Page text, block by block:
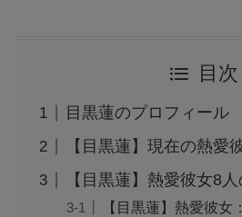
目次
目黒蓮のプロフィール
【目黒蓮】現在の熱愛
【目黒蓮】熱愛彼女8
【目黒蓮】熱愛彼女